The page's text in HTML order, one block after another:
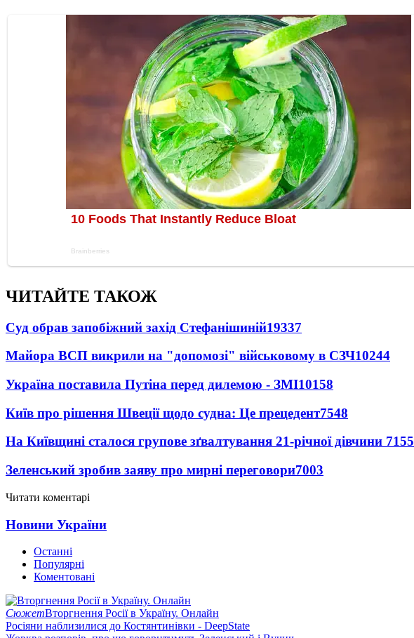
ЧИТАЙТЕ ТАКОЖ
Суд обрав запобіжний захід Стефанішиній19337
Майора ВСП викрили на "допомозі" військовому в СЗЧ10244
Україна поставила Путіна перед дилемою - ЗМІ10158
Київ про рішення Швеції щодо судна: Це прецедент7548
На Київщині сталося групове зґвалтування 21-річної дівчини 7155
Зеленський зробив заяву про мирні переговори7003
Читати коментарі
Новини України
Останні
Популярні
Коментовані
СюжетВторгнення Росії в Україну. Онлайн
Росіяни наблизилися до Костянтинівки - DeepState